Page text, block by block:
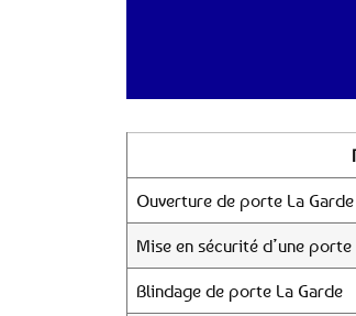
Ouverture de porte La
Mise en sécurité d’une porte
Blindage de porte La Garde